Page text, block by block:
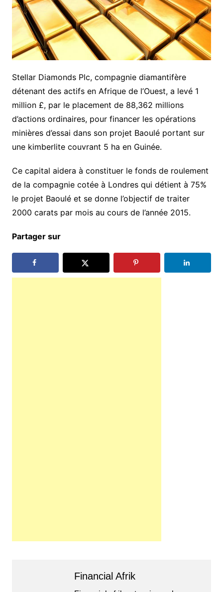
Stellar Diamonds Plc, compagnie diamantifère
détenant des actifs en Afrique de l’Ouest, a levé 1
million £, par le placement de 88,362 millions
d’actions ordinaires, pour financer les opérations
minières d’essai dans son projet Baoulé portant sur
une kimberlite couvrant 5 ha en Guinée.
Ce capital aidera à constituer le fonds de roulement
de la compagnie cotée à Londres qui détient à 75%
le projet Baoulé et se donne l’objectif de traiter
2000 carats par mois au cours de l’année 2015.
Partager sur
Financial Afrik